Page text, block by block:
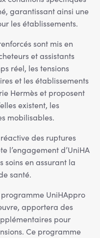
garantissant ainsi une
les établissements.
sont mis en
et assistants
réel, les tensions
et les établissements
Hermès et proposent
existent, les
mobilisables.
des ruptures
l’engagement d’UniHA
soins en assurant la
santé.
UniHAppro
apportera des
pour
Ce programme